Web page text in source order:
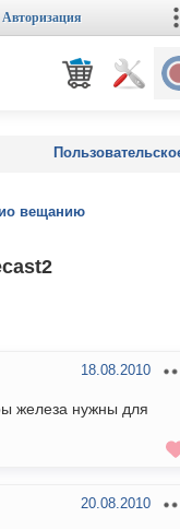
Авторизация
вещанию
18.08.2010
железа нужны для
20.08.2010